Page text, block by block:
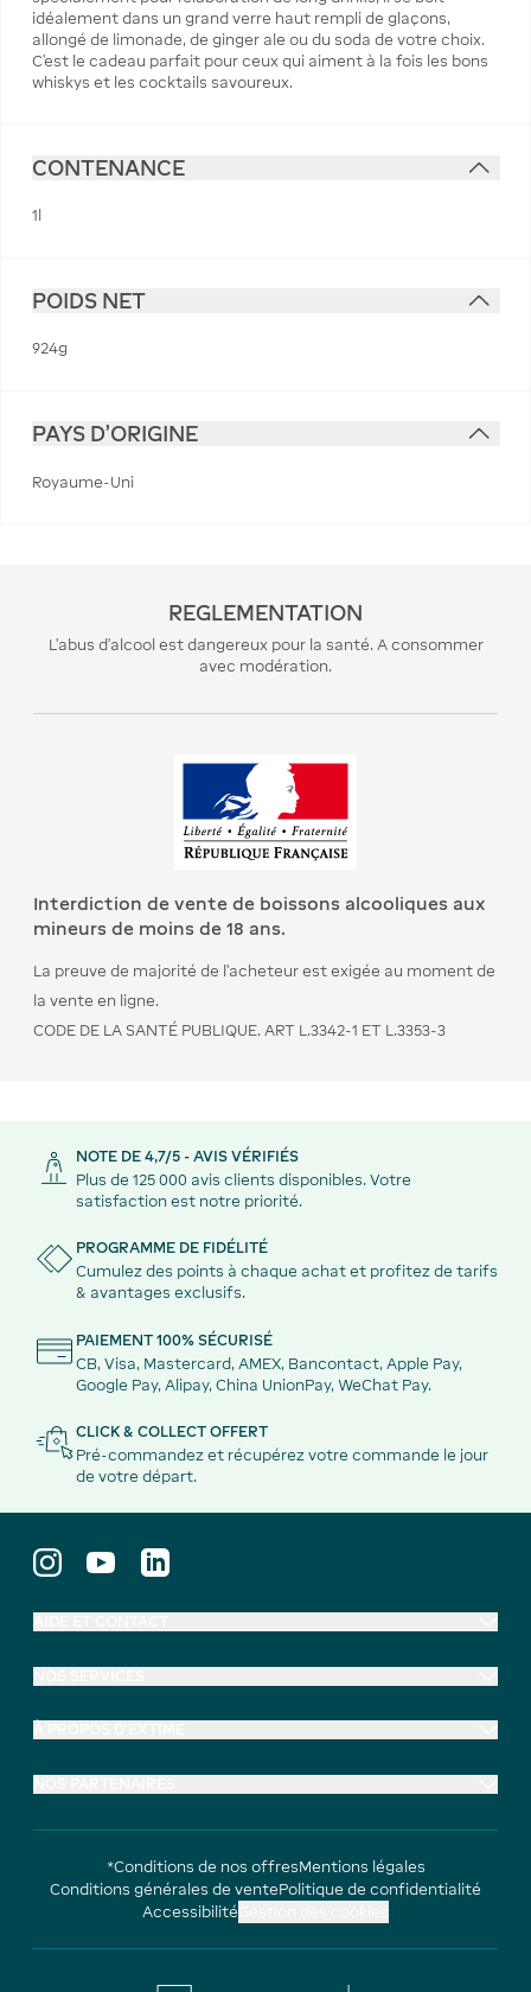
idéalement dans un grand verre haut rempli de glaçons,
allongé de limonade, de ginger ale ou du soda de votre choix.
C’est le cadeau parfait pour ceux qui aiment à la fois les bons
whiskys et les cocktails savoureux.
CONTENANCE
1l
POIDS NET
924g
PAYS D'ORIGINE
Royaume-Uni
REGLEMENTATION
L’abus d’alcool est dangereux pour la santé. A consommer
avec modération.
Interdiction de vente de boissons alcooliques aux
mineurs de moins de 18 ans.
La preuve de majorité de l’acheteur est exigée au moment de
la vente en ligne.
CODE DE LA SANTÉ PUBLIQUE. ART L.3342-1 ET L.3353-3
NOTE DE 4,7/5 - AVIS VÉRIFIÉS
Plus de 125 000 avis clients disponibles. Votre
satisfaction est notre priorité.
PROGRAMME DE FIDÉLITÉ
Cumulez des points à chaque achat et profitez de tarifs
& avantages exclusifs.
PAIEMENT 100% SÉCURISÉ
CB, Visa, Mastercard, AMEX, Bancontact, Apple Pay,
Google Pay, Alipay, China UnionPay, WeChat Pay.
CLICK & COLLECT OFFERT
Pré-commandez et récupérez votre commande le jour
de votre départ.
*Conditions de nos offresMentions légales
Conditions générales de ventePolitique de confidentialité
Accessibilité